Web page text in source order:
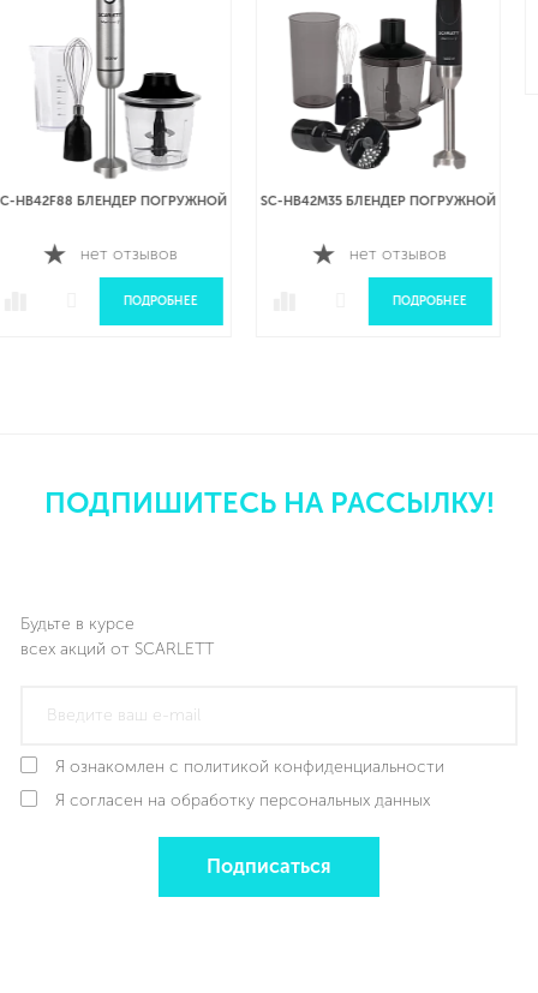
SC-HB42M35 БЛЕНДЕР ПОГРУЖНОЙ
нет отзывов
ПОДРОБНЕЕ
нет отзывов
ПОДРОБНЕЕ
ПОДПИШИТЕСЬ НА РАССЫЛКУ!
Будьте в курсе
всех акций от SCARLETT
Я ознакомлен с политикой конфиденциальности
Я согласен на обработку персональных данных
Подписаться